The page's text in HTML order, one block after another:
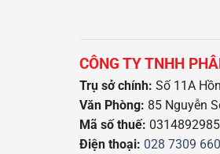
CÔNG TY TNHH
Trụ sở chính: Số 11A
Văn Phòng: 85 Nguyễn
Mã số thuế: 0314892985
Điện thoại: 028 7309